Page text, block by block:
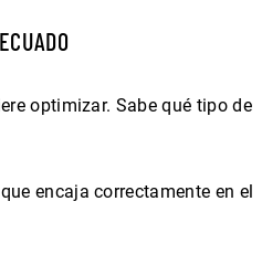
optimizar. Sabe qué tipo de
encaja correctamente en el